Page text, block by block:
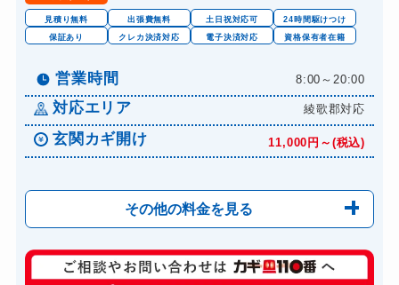
見積り無料 出張費無料 土日祝対応可
24時間駆けつけ
保証あり
クレカ決済対応 電子決済対応 資格保有者在籍
営業時間 8:00～20:00
対応エリア 綾歌郡対応
玄関カギ開け 11,000円～(税込)
その他の料金を見る
玄関カギ修理 6,600円～(税込)